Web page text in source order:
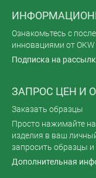
Ознакомьтесь с
инновациями от OKW
Подписка на
ЗАПРОС ЦЕН И
Заказать образцы
Просто нажимайте
изделия в ваш
запросить образцы
Дополнительная